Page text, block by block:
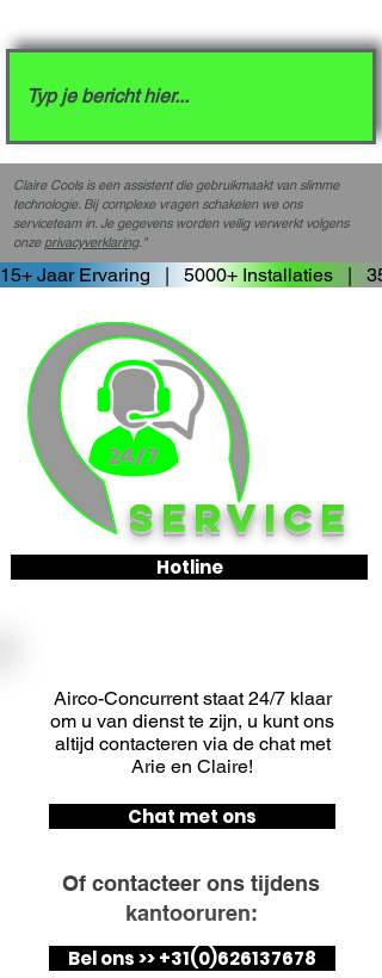
Claire Cools is een assistent die gebruikmaakt van slimme
technologie. Bij complexe vragen schakelen we ons
serviceteam in. Je gegevens worden veilig verwerkt volgens
onze privacyverklaring."
15+ Jaar Ervaring   |   5000+ Installaties   |
SERVICE
Hotline
Airco-Concurrent staat 24/7 klaar
om u van dienst te zijn, u kunt ons
altijd contacteren via de chat met
Arie en Claire!
Chat met ons
Of contacteer ons tijdens
kantooruren:
Bel ons >> +31(0)626137678